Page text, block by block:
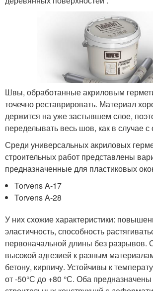
Швы, обработанные акриловым
точечно реставрировать. Материал
держится на уже застывшем слое,
переделывать весь шов, как в случае
Среди универсальных акриловых
строительных работ представлены
предназначенные для пластиковых
Torvens A-17
Torvens A-28
У них схожие характеристики:
эластичность, способность
первоначальной длины без разрывов.
высокой адгезией к разным
бетону, кирпичу. Устойчивы к
от -50°С до +80 °С. Оба